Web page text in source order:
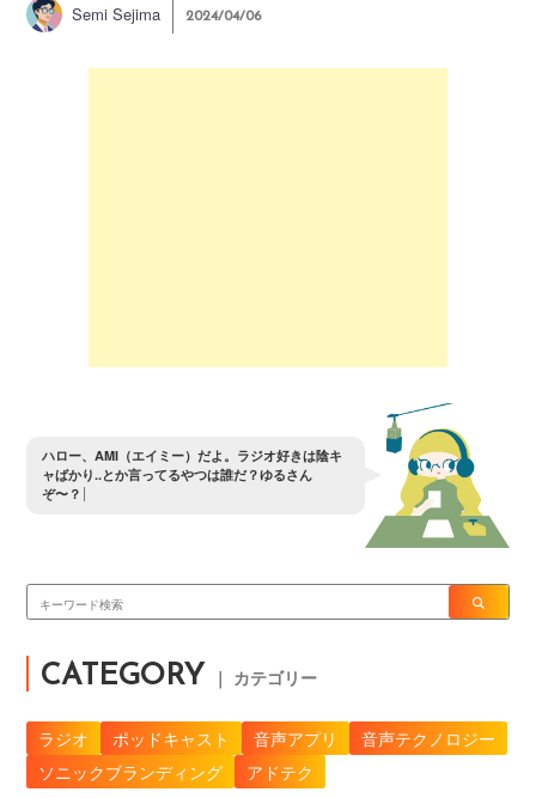
Semi Sejima 2024/04/06
ハロー、 AMI（エイ ミ ー） だよ 。 ラジオ好きは陰キ
ャばかり..とか言ってるやつは誰だ？ゆるさ ん
ぞ〜？
CATEGORY ｜ カテゴリー
ラジオ ポッドキャスト 音声アプリ
音声テクノロジー
ソニックブランディング
アドテク